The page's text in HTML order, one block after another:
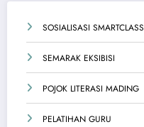
SOSIALISASI SMARTCLASS
SEMARAK EKSIBISI
POJOK LITERASI MADING
PELATIHAN GURU